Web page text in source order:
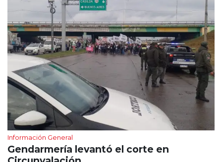
Información General
Gendarmería levantó el corte en